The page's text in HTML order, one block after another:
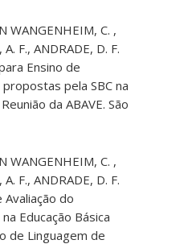
WANGENHEIM, C. ,
F., ANDRADE, D. F.
Ensino de
pela SBC na
da ABAVE. São
WANGENHEIM, C. ,
F., ANDRADE, D. F.
do
Educação Básica
de Linguagem de